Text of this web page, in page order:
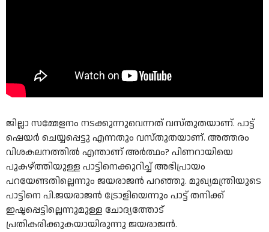
ജില്ലാ സമ്മേളനം നടക്കുന്നുവെന്നത് വസ്തുതയാണ്. പാട്ട്
ഷെയർ ചെയ്യപ്പെട്ടു എന്നതും വസ്തുതയാണ്. അത്തരം
വിശകലനത്തിൽ എന്താണ് അർത്ഥം? പിണറായിയെ
പുകഴ്ത്തിയുള്ള പാട്ടിനെക്കുറിച്ച് അഭിപ്രായം
പറയേണ്ടതില്ലെന്നും ജയരാജൻ പറഞ്ഞു. മുഖ്യമന്ത്രിയുടെ
പാട്ടിനെ പി.ജയരാജൻ ട്രോളിയെന്നും പാട്ട് തനിക്ക്
ഇഷ്ടപ്പെട്ടില്ലെന്നുമുള്ള ചോദ്യത്തോട്
പ്രതികരിക്കുകയായിരുന്നു ജയരാജൻ.